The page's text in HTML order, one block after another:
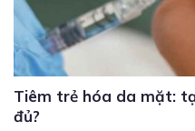
Tiêm trẻ hóa da mặt:
đủ?